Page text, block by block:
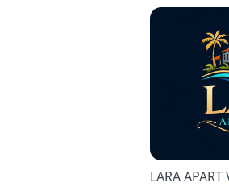
LARA APART